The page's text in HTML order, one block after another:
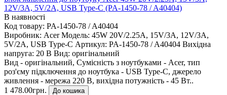
12V/3A, 5V/2A, USB Type-C (PA-1450-78 / A40404)
В наявності
Код товару: PA-1450-78 / A40404
Виробник: Acer Модель: 45W 20V/2.25A, 15V/3A, 12V/3A,
5V/2A, USB Type-C Артикул: PA-1450-78 / A40404 Вихідна
напруга: 20 В Вид: оригінальний
Вид - оригінальний, Сумісність з ноутбуками - Acer, тип
роз'єму підключення до ноутбука - USB Type-C, джерело
живлення - мережа 220 В, вихідна потужність - 45 Вт..
1 478.00грн.
До кошика